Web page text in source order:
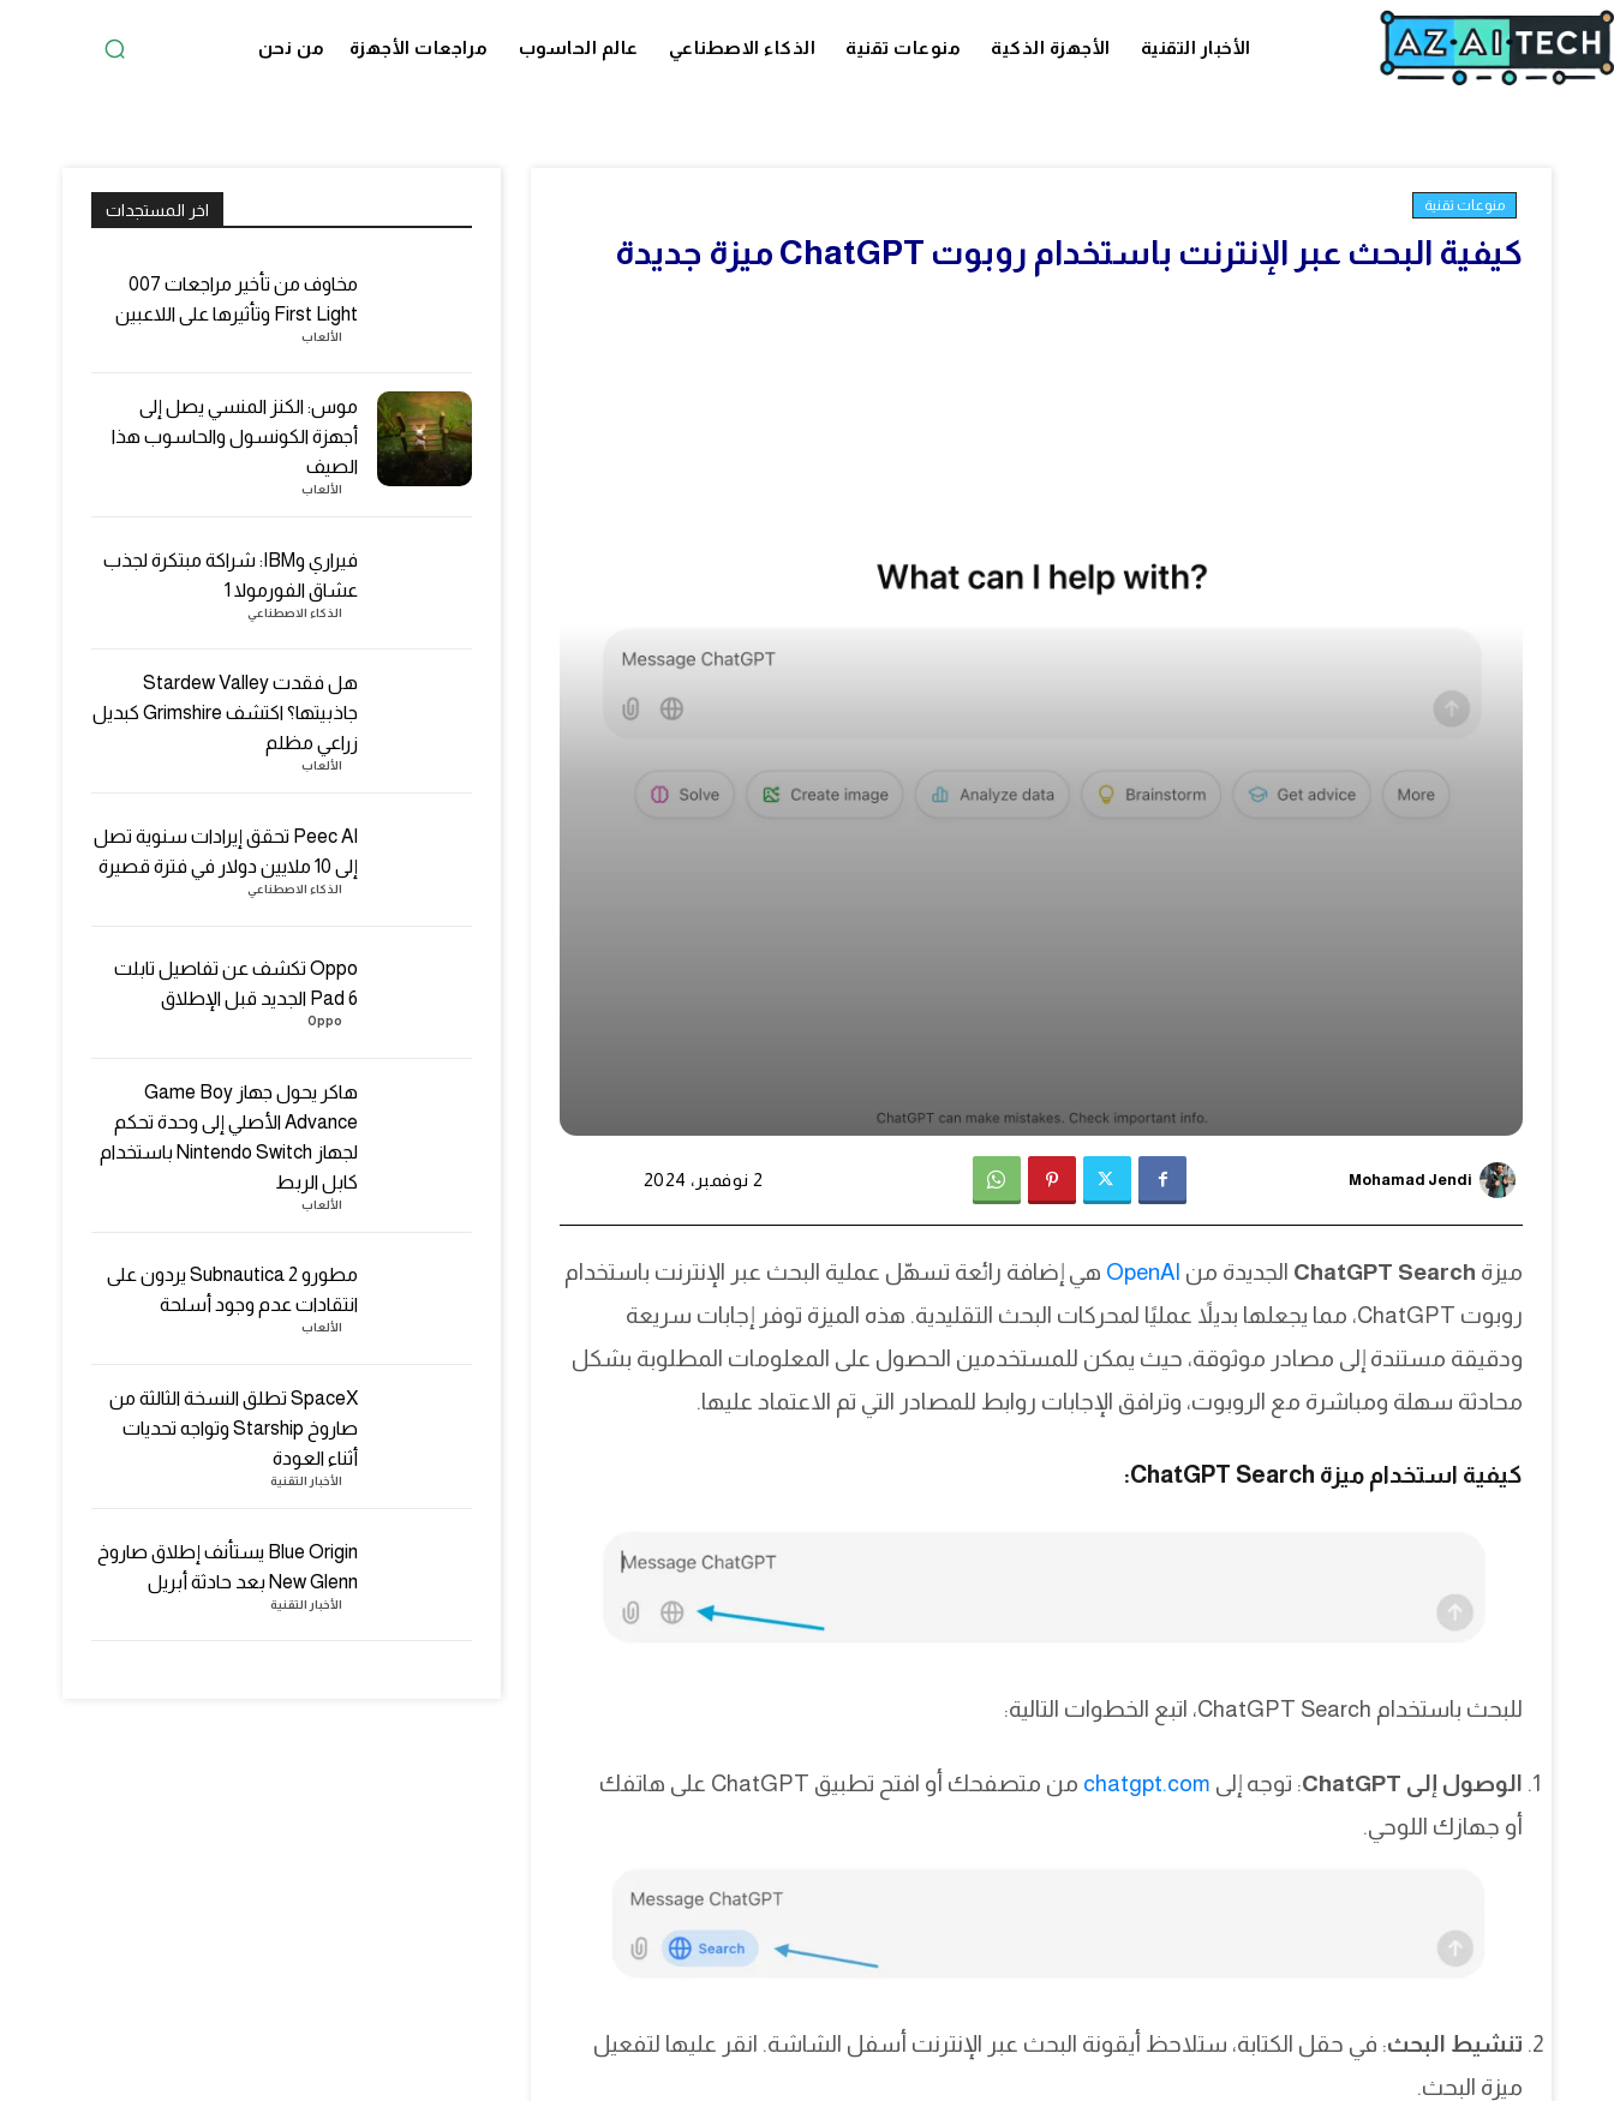
الأخبار التقنية الأجهزة الذكية منوعات تقنية الذكاء الاصطناعي عالم الحاسوب مراجعات الأجهزة من نحن
منوعات تقنية
كيفية البحث عبر الإنترنت باستخدام روبوت ChatGPT ميزة جديدة
Mohamad Jendi 2 نوفمبر، 2024
ميزة ChatGPT Search الجديدة من OpenAI هي إضافة رائعة تسهّل عملية البحث عبر الإنترنت باستخدام
روبوت ChatGPT، مما يجعلها بديلاً عمليًا لمحركات البحث التقليدية. هذه الميزة توفر إجابات سريعة
ودقيقة مستندة إلى مصادر موثوقة، حيث يمكن للمستخدمين الحصول على المعلومات المطلوبة بشكل
محادثة سهلة ومباشرة مع الروبوت، وترافق الإجابات روابط للمصادر التي تم الاعتماد عليها.
كيفية استخدام ميزة ChatGPT Search:
للبحث باستخدام ChatGPT Search، اتبع الخطوات التالية:
الوصول إلى ChatGPT : توجه إلى chatgpt.com
من متصفحك أو افتح تطبيق ChatGPT على هاتفك
أو جهازك اللوحي.
تنشيط البحث: في حقل الكتابة، ستلاحظ أيقونة البحث عبر الإنترنت أسفل الشاشة. انقر عليها لتفعيل
ميزة البحث.
اخر المستجدات
مخاوف من تأخير مراجعات 007
First Light وتأثيرها على اللاعبين
الألعاب
موس: الكنز المنسي يصل إلى
أجهزة الكونسول والحاسوب هذا
الصيف
الألعاب
فيراري وIBM: شراكة مبتكرة لجذب
عشاق الفورمولا 1
الذكاء الاصطناعي
هل فقدت Stardew Valley
جاذبيتها؟ اكتشف Grimshire كبديل
زراعي مظلم
الألعاب
Peec AI تحقق إيرادات سنوية تصل
إلى 10 ملايين دولار في فترة قصيرة
الذكاء الاصطناعي
Oppo تكشف عن تفاصيل تابلت
Pad 6 الجديد قبل الإطلاق
Oppo
هاكر يحول جهاز Game Boy
Advance الأصلي إلى وحدة تحكم
لجهاز Nintendo Switch باستخدام
كابل الربط
الألعاب
مطورو Subnautica 2 يردون على
انتقادات عدم وجود أسلحة
الألعاب
SpaceX تطلق النسخة الثالثة من
صاروخ Starship وتواجه تحديات
أثناء العودة
الأخبار التقنية
Blue Origin يستأنف إطلاق صاروخ
New Glenn بعد حادثة أبريل
الأخبار التقنية